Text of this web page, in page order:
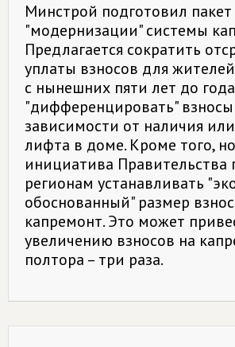
Минстрой подготовил
"модернизации" системы
Предлагается сократить
уплаты взносов для
с нынешних пяти лет до
"дифференцировать"
зависимости от наличия
лифта в доме. Кроме того,
инициатива Правительства
регионам устанавливать
обоснованный" размер
капремонт. Это может
увеличению взносов на
полтора – три раза.